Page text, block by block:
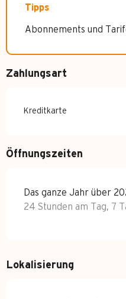
Tipps
Abonnements und
Zahlungsart
Kreditkarte
Öffnungszeiten
Das ganze Jahr über
24 Stunden am Tag, 7
Lokalisierung